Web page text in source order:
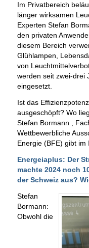
Im Privatbereich
länger wirksamen
Experten Stefan
den privaten
diesem Bereich
Glühlampen,
von
werden seit zwei-drei
eingesetzt.
Ist das
ausgeschöpft? Wo
Stefan Bormann ,
Wettbewerbliche
Energie (BFE) gibt im
Energeiaplus: Der
machte 2024 noch
der Schweiz aus?
Stefan
Bormann:
Obwohl die